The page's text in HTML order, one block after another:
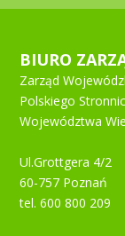
BIURO
Zarząd
Polskiego
Województwa
Ul.Grottgera 4/2
60-757 Poznań
tel. 600 800 209